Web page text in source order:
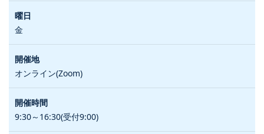
金
オンライン(Zoom)
9:30～16:30(受付9:00)